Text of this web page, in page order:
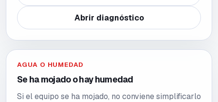
Abrir diagnóstico
AGUA O HUMEDAD
Se ha mojado o hay humedad
Si el equipo se ha mojado, no conviene simplificarlo